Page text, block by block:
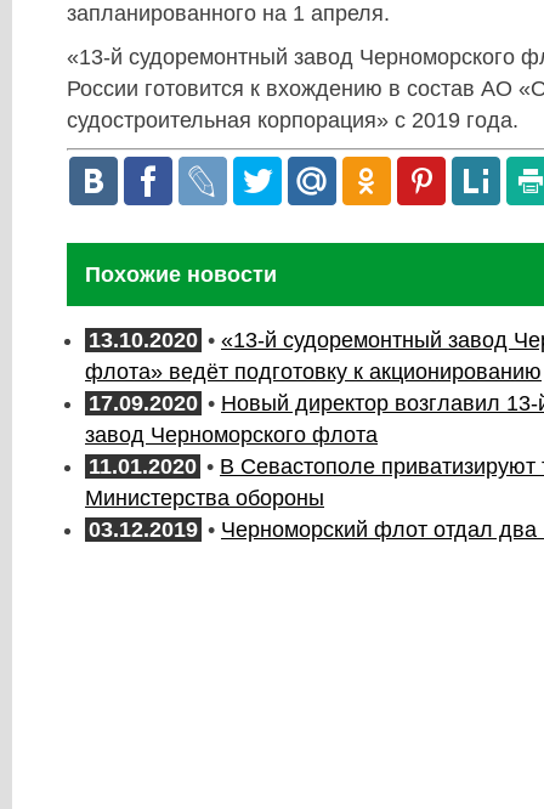
запланированного на 1 апреля.
«13-й судоремонтный завод Черноморского
России готовится к вхождению в состав АО
судостроительная корпорация» с 2019 года.
Похожие новости
13.10.2020 • «13-й судоремонтный завод
флота» ведёт подготовку к акционированию
17.09.2020 • Новый директор возглавил
завод Черноморского флота
11.01.2020 • В Севастополе приватизируют
Министерства обороны
03.12.2019 • Черноморский флот отдал два